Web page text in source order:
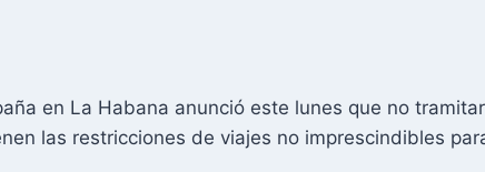
en La Habana anunció este lunes que no
las restricciones de viajes no imprescindibles